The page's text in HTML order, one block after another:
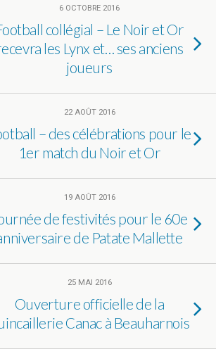
6 OCTOBRE 2016
collégial – Le Noir et Or
les Lynx et… ses anciens
joueurs
22 AOÛT 2016
– des célébrations pour le
1er match du Noir et Or
19 AOÛT 2016
de festivités pour le 60e
de Patate Mallette
25 MAI 2016
Ouverture officielle de la
Canac à Beauharnois